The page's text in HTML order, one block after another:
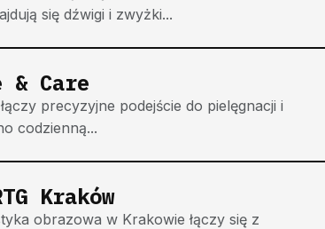
się dźwigi i zwyżki...
& Care
precyzyjne podejście do pielęgnacji i
codzienną...
Kraków
obrazowa w Krakowie łączy się z